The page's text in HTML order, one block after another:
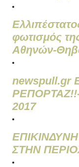
φωτισμός
Αθηνών-
newspull.gr
2017
ΣΤΗΝ